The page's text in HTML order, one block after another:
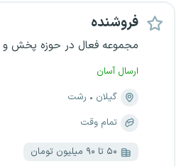
فروشنده
مجموعه فعال در حوزه پخش و FMCG
ارسال آسان
گیلان
رشت
تمام وقت
۵۰ تا ۹۰ میلیون تومان